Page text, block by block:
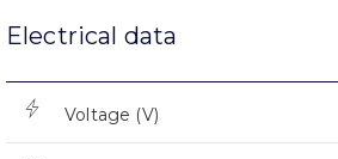
Electrical data
Voltage (V)